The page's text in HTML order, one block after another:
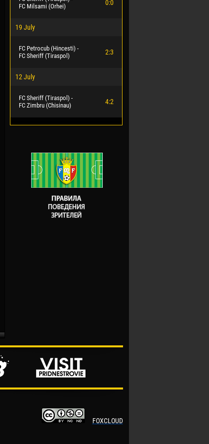
FC Milsami (Orhei)
0:0
19 July
FC Petrocub (Hincesti) -
FC Sheriff (Tiraspol)
2:3
12 July
FC Sheriff (Tiraspol) -
FC Zimbru (Chisinau)
4:2
FOXCLOUD